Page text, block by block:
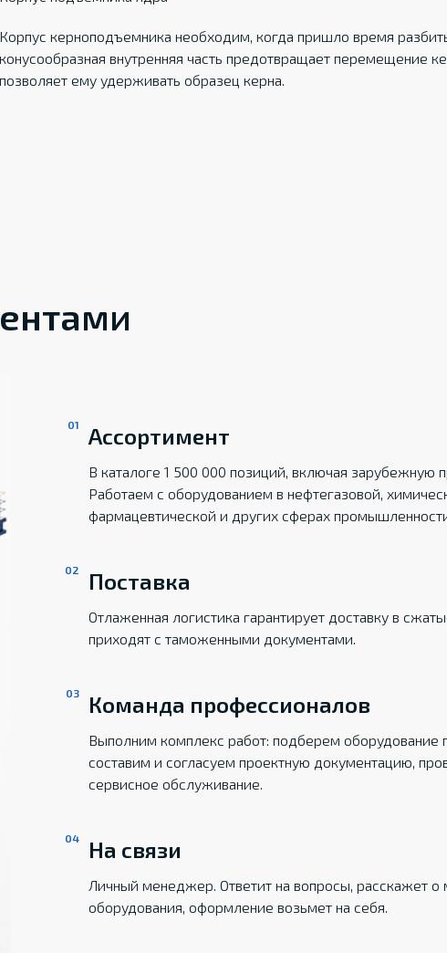
Корпус керноподъемника необходим, когда пришло время
конусообразная внутренняя часть предотвращает перемещение
позволяет ему удерживать образец керна.
Ассортимент
В каталоге 1 500 000 позиций, включая зарубежную
Работаем с оборудованием в нефтегазовой,
фармацевтической и других сферах
Поставка
Отлаженная логистика гарантирует доставку в
приходят с таможенными документами.
Команда профессионалов
Выполним комплекс работ: подберем оборудование
составим и согласуем проектную документацию,
сервисное обслуживание.
На связи
Личный менеджер. Ответит на вопросы, расскажет
оборудования, оформление возьмет на себя.